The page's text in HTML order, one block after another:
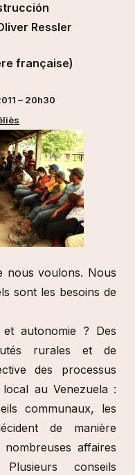
Ressler
française)
– 20h30
nous voulons. Nous
sont les besoins de
et autonomie ? Des
rurales et de
des processus
local au Venezuela :
communaux, les
de manière
affaires
conseils